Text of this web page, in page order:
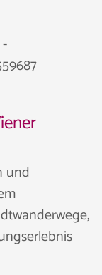
und